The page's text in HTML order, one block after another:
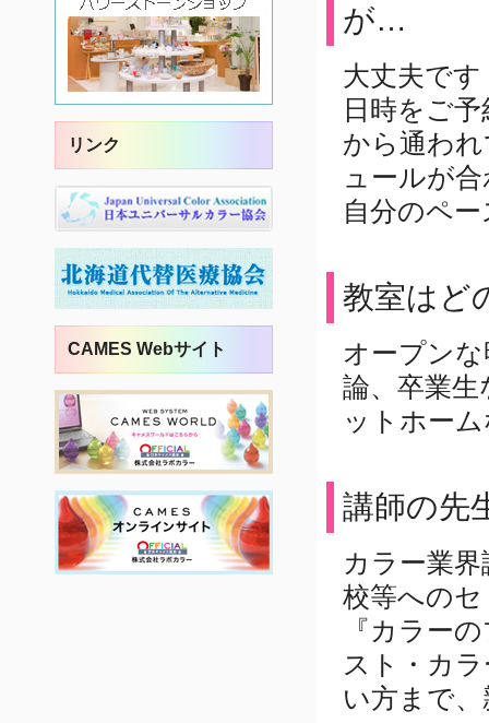
が…
大丈夫で
日時をご
から通わ
ュールが
自分のペ
教室はど
オープン
論、卒業
ットホー
講師の先
カラー業
校等への
『カラー
スト・カ
い方まで
3月19日は、#カラースト
ーンショップキロル 創業
日でした12歳のお誕生日
開業してか...
木村 真夢
(@mayukimura1416)がシェア
した投稿
続きを読む
札幌大雪により、キロル2
日間休業させて頂きまし
た除雪入っても、家の前
にタップリ残された...
木村 真夢
(@mayukimura1416)がシェア
した投稿
続きを読む
2022年02月12日
キロルに春がやって来ま
した今週は、大雪で大変
な一週間でしたが、桜に
リンク
CAMES Webサイト